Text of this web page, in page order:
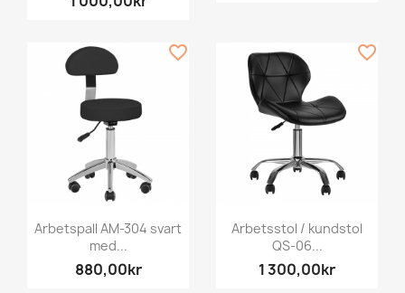
Arbetspall AM-304 svart
med...
880,00kr
favorite_border
Arbetsstol / kundstol
QS-06...
1 300,00kr
favorite_border